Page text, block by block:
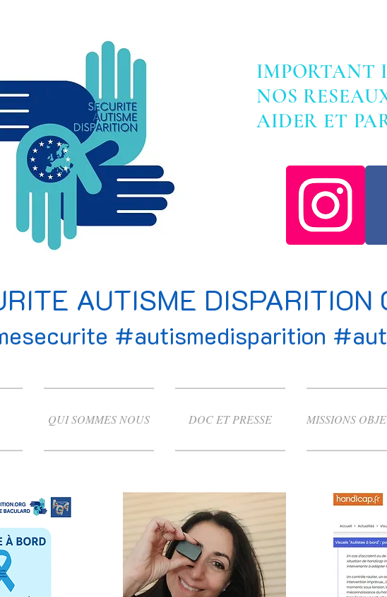
IMPORTANT
NOS
AIDER ET
AUTISME DISPARITION
#autismedisparition
QUI SOMMES NOUS DOC ET PRESSE MISSIONS